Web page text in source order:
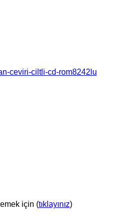
ceviri-ciltli-cd-rom8242lu
için (tıklayınız)